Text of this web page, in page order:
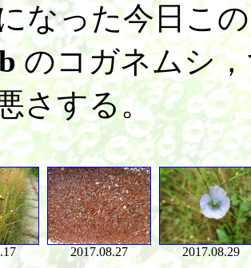
なった今日こ
のコガネムシ
さする。
2017.08.27 2017.08.29